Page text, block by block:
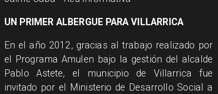
UN PRIMER ALBERGUE PARA VILLARRICA
En el año 2012, gracias al trabajo realizado por
el Programa Amulen bajo la gestión del alcalde
Pablo Astete, el municipio de Villarrica fue
invitado por el Ministerio de Desarrollo Social a